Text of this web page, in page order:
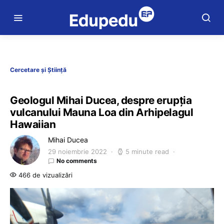
Cercetare și Știință
Geologul Mihai Ducea, despre erupția
vulcanului Mauna Loa din Arhipelagul
Hawaiian
Mihai Ducea
29 noiembrie 2022 5 minute read
No comments
466 de vizualizări